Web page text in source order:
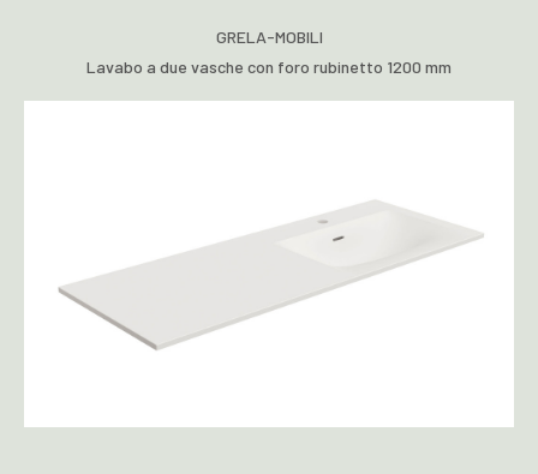
GRELA-MOBILI
Lavabo a due vasche con foro rubinetto 1200 mm